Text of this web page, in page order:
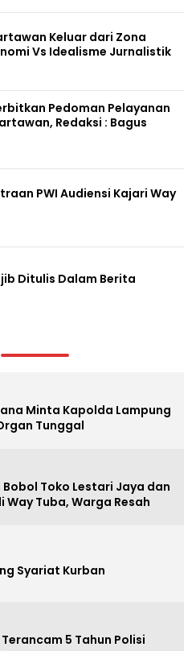
Keluar dari Zona
Vs Idealisme Jurnalistik
Pedoman Pelayanan
Redaksi : Bagus
PWI Audiensi Kajari Way
Ditulis Dalam Berita
Minta Kapolda Lampung
Tunggal
Bobol Toko Lestari Jaya dan
Way Tuba, Warga Resah
Syariat Kurban
5 Tahun Polisi